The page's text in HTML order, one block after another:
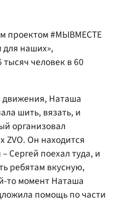
проектом #МЫВМЕСТЕ
наших»,
человек в 60
Наташа
шить, вязать, и
организовал
ZVO. Он находится
Сергей поехал туда, и
ребятам вкусную,
то момент Наташа
помощь по части